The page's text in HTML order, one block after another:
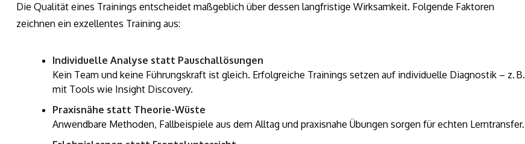
Die Qualität eines Trainings entscheidet maßgeblich über dessen langfristige Wirksamkeit. Folgende Faktoren
zeichnen ein exzellentes Training aus:
Individuelle Analyse statt Pauschallösungen
Kein Team und keine Führungskraft ist gleich. Erfolgreiche Trainings setzen auf individuelle Diagnostik – z. B.
mit Tools wie Insight Discovery.
Praxisnähe statt Theorie-Wüste
Anwendbare Methoden, Fallbeispiele aus dem Alltag und praxisnahe Übungen sorgen für echten Lerntransfer.